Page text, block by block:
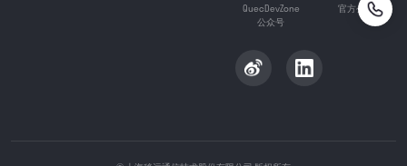
QuecDevZone
公众号
官方公众号